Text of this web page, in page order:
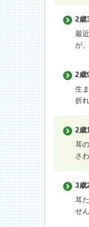
2歳
最
が
2歳
生
折
2歳
耳
さ
3歳
耳
せん